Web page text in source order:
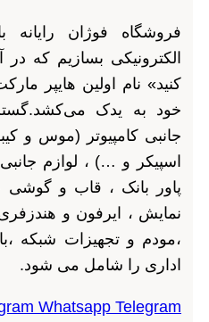
فروشگاه فوژان رایانه با
الکترونیکی بسازیم که در
کنید» نام اولین هایپر مارکت
خود به یدک می‌کشد.گستره
جانبی کامپیوتر (موس و
اسپیکر و …) ، لوازم جانبی
پاور بانک ، قاب و گوشی
نمایش ، ایرفون و هندزفری ،
،مودم و تجهیزات شبکه
اداری را شامل می شود.
Whatsapp Telegram